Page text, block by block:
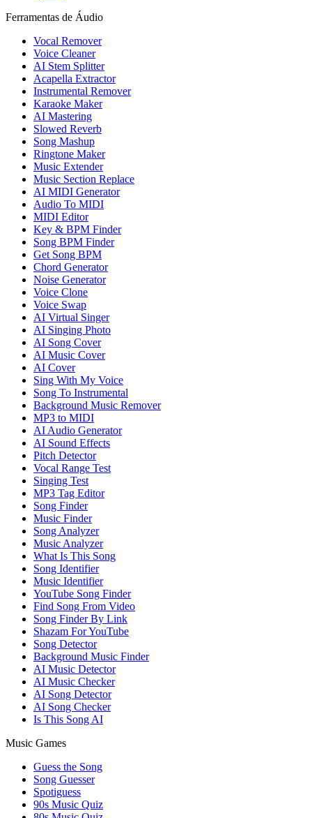
Ferramentas de Áudio
Vocal Remover
Voice Cleaner
AI Stem Splitter
Acapella Extractor
Instrumental Remover
Karaoke Maker
AI Mastering
Slowed Reverb
Song Mashup
Ringtone Maker
Music Extender
Music Section Replace
AI MIDI Generator
Audio To MIDI
MIDI Editor
Key & BPM Finder
Song BPM Finder
Get Song BPM
Chord Generator
Noise Generator
Voice Clone
Voice Swap
AI Virtual Singer
AI Singing Photo
AI Song Cover
AI Music Cover
AI Cover
Sing With My Voice
Song To Instrumental
Background Music Remover
MP3 to MIDI
AI Audio Generator
AI Sound Effects
Pitch Detector
Vocal Range Test
Singing Test
MP3 Tag Editor
Song Finder
Music Finder
Song Analyzer
Music Analyzer
What Is This Song
Song Identifier
Music Identifier
YouTube Song Finder
Find Song From Video
Song Finder By Link
Shazam For YouTube
Song Detector
Background Music Finder
AI Music Detector
AI Music Checker
AI Song Detector
AI Song Checker
Is This Song AI
Music Games
Guess the Song
Song Guesser
Spotiguess
90s Music Quiz